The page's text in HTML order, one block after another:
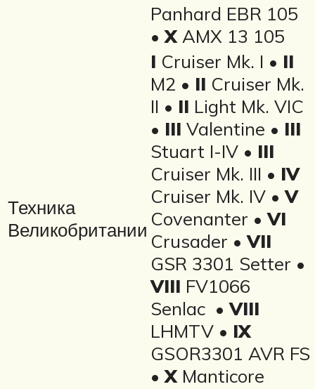
Panhard EBR 105
•XAMX 13 105
Техника
Великобритании
I Cruiser Mk. I • II
M2 • II Cruiser Mk.
II • II Light Mk. VIC
• III Valentine • III
Stuart I-IV • III
Cruiser Mk. III • IV
Cruiser Mk. IV •V
Covenanter •VI
Crusader •VII
GSR 3301 Setter •
VIII FV1066
Senlac •VIII
LHMTV • IX
GSOR3301 AVR FS
•XManticore